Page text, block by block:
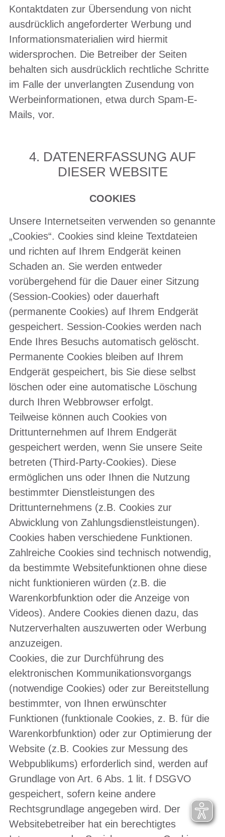
Kontaktdaten zur Übersendung von nicht
ausdrücklich angeforderter Werbung und
Informationsmaterialien wird hiermit
widersprochen. Die Betreiber der Seiten
behalten sich ausdrücklich rechtliche Schritte
im Falle der unverlangten Zusendung von
Werbeinformationen, etwa durch Spam-E-
Mails, vor.
4. DATENERFASSUNG AUF
DIESER WEBSITE
COOKIES
Unsere Internetseiten verwenden so genannte
„Cookies“. Cookies sind kleine Textdateien
und richten auf Ihrem Endgerät keinen
Schaden an. Sie werden entweder
vorübergehend für die Dauer einer Sitzung
(Session-Cookies) oder dauerhaft
(permanente Cookies) auf Ihrem Endgerät
gespeichert. Session-Cookies werden nach
Ende Ihres Besuchs automatisch gelöscht.
Permanente Cookies bleiben auf Ihrem
Endgerät gespeichert, bis Sie diese selbst
löschen oder eine automatische Löschung
durch Ihren Webbrowser erfolgt.
Teilweise können auch Cookies von
Drittunternehmen auf Ihrem Endgerät
gespeichert werden, wenn Sie unsere Seite
betreten (Third-Party-Cookies). Diese
ermöglichen uns oder Ihnen die Nutzung
bestimmter Dienstleistungen des
Drittunternehmens (z.B. Cookies zur
Abwicklung von Zahlungsdienstleistungen).
Cookies haben verschiedene Funktionen.
Zahlreiche Cookies sind technisch notwendig,
da bestimmte Websitefunktionen ohne diese
nicht funktionieren würden (z.B. die
Warenkorbfunktion oder die Anzeige von
Videos). Andere Cookies dienen dazu, das
Nutzerverhalten auszuwerten oder Werbung
anzuzeigen.
Cookies, die zur Durchführung des
elektronischen Kommunikationsvorgangs
(notwendige Cookies) oder zur Bereitstellung
bestimmter, von Ihnen erwünschter
Funktionen (funktionale Cookies, z. B. für die
Warenkorbfunktion) oder zur Optimierung der
Website (z.B. Cookies zur Messung des
Webpublikums) erforderlich sind, werden auf
Grundlage von Art. 6 Abs. 1 lit. f DSGVO
gespeichert, sofern keine andere
Rechtsgrundlage angegeben wird. Der
Websitebetreiber hat ein berechtigtes